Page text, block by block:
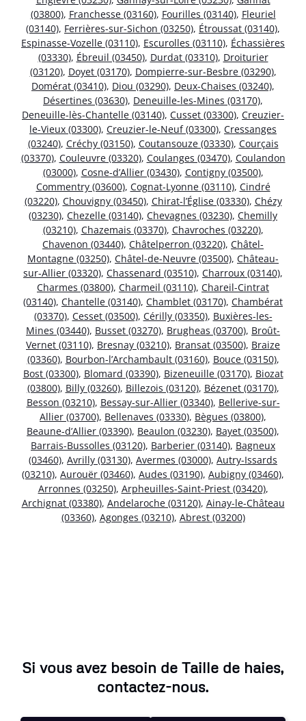
(03800), Franchesse (03160), Fourilles (03140), Fleuriel
(03140), Ferrières-sur-Sichon (03250), Étroussat (03140),
Espinasse-Vozelle (03110), Escurolles (03110), Échassières
(03330), Ébreuil (03450), Durdat (03310), Droiturier
(03120), Doyet (03170), Dompierre-sur-Besbre (03290),
Domérat (03410), Diou (03290), Deux-Chaises (03240),
Désertines (03630), Deneuille-les-Mines (03170),
Deneuille-lès-Chantelle (03140), Cusset (03300), Creuzier-
le-Vieux (03300), Creuzier-le-Neuf (03300), Cressanges
(03240), Créchy (03150), Coutansouze (03330), Courçais
(03370), Couleuvre (03320), Coulanges (03470), Coulandon
(03000), Cosne-d’Allier (03430), Contigny (03500),
Commentry (03600), Cognat-Lyonne (03110), Cindré
(03220), Chouvigny (03450), Chirat-l’Église (03330), Chézy
(03230), Chezelle (03140), Chevagnes (03230), Chemilly
(03210), Chazemais (03370), Chavroches (03220),
Chavenon (03440), Châtelperron (03220), Châtel-
Montagne (03250), Châtel-de-Neuvre (03500), Château-
sur-Allier (03320), Chassenard (03510), Charroux (03140),
Charmes (03800), Charmeil (03110), Chareil-Cintrat
(03140), Chantelle (03140), Chamblet (03170), Chambérat
(03370), Cesset (03500), Cérilly (03350), Buxières-les-
Mines (03440), Busset (03270), Brugheas (03700), Broût-
Vernet (03110), Bresnay (03210), Bransat (03500), Braize
(03360), Bourbon-l’Archambault (03160), Bouce (03150),
Bost (03300), Blomard (03390), Bizeneuille (03170), Biozat
(03800), Billy (03260), Billezois (03120), Bézenet (03170),
Besson (03210), Bessay-sur-Allier (03340), Bellerive-sur-
Allier (03700), Bellenaves (03330), Bègues (03800),
Beaune-d’Allier (03390), Beaulon (03230), Bayet (03500),
Barrais-Bussolles (03120), Barberier (03140), Bagneux
(03460), Avrilly (03130), Avermes (03000), Autry-Issards
(03210), Aurouër (03460), Audes (03190), Aubigny (03460),
Arronnes (03250), Arpheuilles-Saint-Priest (03420),
Archignat (03380), Andelaroche (03120), Ainay-le-Château
(03360), Agonges (03210), Abrest (03200)
Si vous avez besoin de Taille de haies,
contactez-nous.